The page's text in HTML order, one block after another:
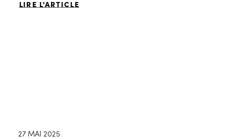
LIRE L'ARTICLE
27 MAI 2025